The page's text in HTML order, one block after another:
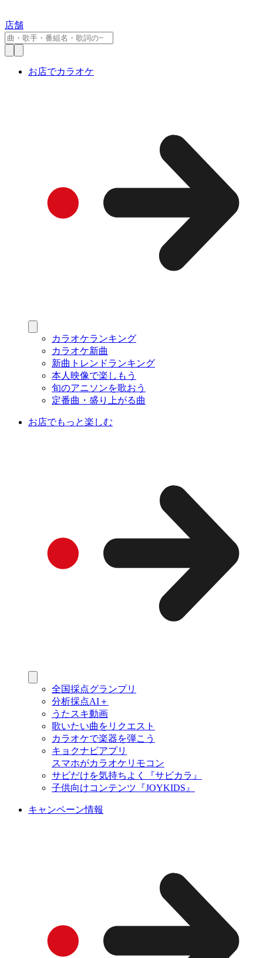
店舗
お店でカラオケ
カラオケランキング
カラオケ新曲
新曲トレンドランキング
本人映像で楽しもう
旬のアニソンを歌おう
定番曲・盛り上がる曲
お店でもっと楽しむ
全国採点グランプリ
分析採点AI＋
うたスキ動画
歌いたい曲をリクエスト
カラオケで楽器を弾こう
キョクナビアプリ
スマホがカラオケリモコン
サビだけを気持ちよく『サビカラ』
子供向けコンテンツ『JOYKIDS』
キャンペーン情報